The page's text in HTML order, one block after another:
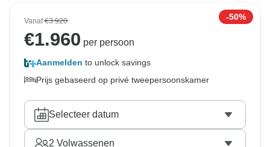
Vanaf€3.920 -50%
€1.960 per persoon
Aanmelden to unlock savings
Prijs gebaseerd op privé tweepersoonskamer
Selecteer datum
2 Volwassenen